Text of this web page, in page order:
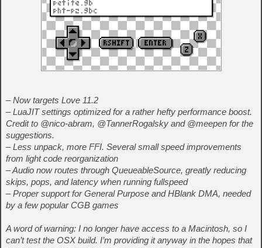
– Now targets Love 11.2
– LuaJIT settings optimized for a rather hefty performance boost.
Credit to @nico-abram, @TannerRogalsky and @meepen for the
suggestions.
– Less unpack, more FFI. Several small speed improvements
from light code reorganization
– Audio now routes through QueueableSource, greatly reducing
skips, pops, and latency when running fullspeed
– Proper support for General Purpose and HBlank DMA, needed
by a few popular CGB games
A word of warning: I no longer have access to a Macintosh, so I
can’t test the OSX build. I’m providing it anyway in the hopes that